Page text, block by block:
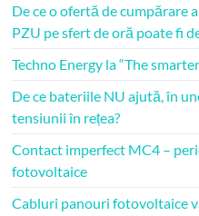
De ce o ofertă de cumpărare
PZU pe sfert de oră poate fi
Techno Energy la “The
De ce bateriile NU ajută, în
tensiunii în rețea?
Contact imperfect MC4 –
fotovoltaice
Cabluri panouri fotovoltaice